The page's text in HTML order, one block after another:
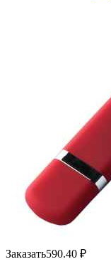
Заказать590.40 ₽